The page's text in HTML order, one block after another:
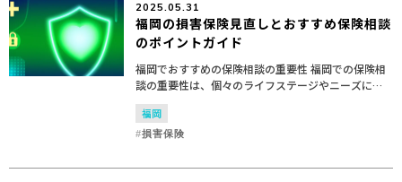
2025.05.31
福岡の損害保険見直しとおすすめ保険相談
のポイントガイド
福岡でおすすめの保険相談の重要性 福岡での保険相
談の重要性は、個々のライフステージやニーズに合
わせた最適な保障を見つけるために欠かせません。
保険見直しを行うことで、現在の生活状況や将来の
計画に適した保...
福岡
損害保険